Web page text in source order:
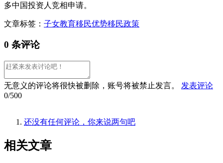
多中国投资人竞相申请。
文章标签： 子女教育移民优势移民政策
0 条评论
无意义的评论将很快被删除，账号将被禁止发言。
发表评论
0/500
还没有任何评论，你来说两句吧
相关文章